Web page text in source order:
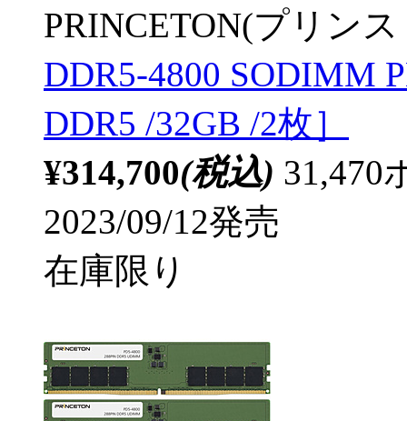
PRINCETON(プリン
DDR5-4800 SODIMM
DDR5 /32GB /2枚］
¥314,700(税込) 31,470
2023/09/12発売
在庫限り